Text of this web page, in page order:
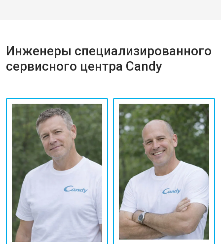
Инженеры специализированного
сервисного центра Candy